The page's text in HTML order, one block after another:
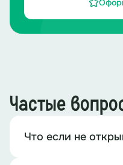
Частые
Что если не